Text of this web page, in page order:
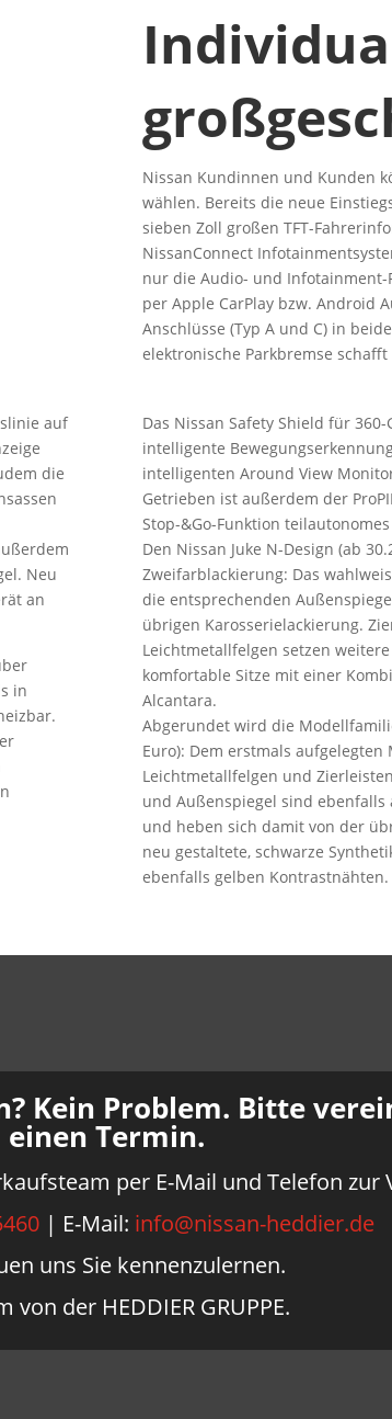
Nissan Kundinnen und Kunden
wählen. Bereits die neue
sieben Zoll großen TFT-
NissanConnect
nur die Audio- und Infotainment-
per Apple CarPlay bzw. Android
Anschlüsse (Typ A und C) in
elektronische Parkbremse
auf
die
Neu
an
in
Das Nissan Safety Shield für
intelligente
intelligenten Around View
Getrieben ist außerdem der
Stop-&Go-Funktion
Den Nissan Juke N-Design (ab
Zweifarblackierung: Das
die entsprechenden
übrigen Karosserielackierung.
Leichtmetallfelgen setzen
komfortable Sitze mit einer
Alcantara.
Abgerundet wird die
Euro): Dem erstmals
Leichtmetallfelgen und
und Außenspiegel sind
und heben sich damit von der
neu gestaltete, schwarze
ebenfalls gelben Kontrastnähten.
Kein Problem. Bitte
einen Termin.
per E-Mail und Telefon zur
| E-Mail: info@nissan-heddier.de
uns Sie kennenzulernen.
von der HEDDIER GRUPPE.